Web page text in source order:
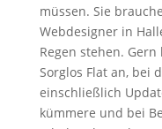
müssen. Sie
Webdesigner in
Regen stehen.
Sorglos Flat an, bei
einschließlich
kümmere und bei